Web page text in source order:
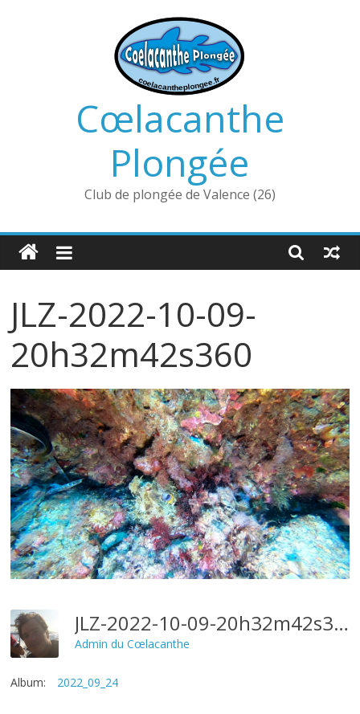
Cœlacanthe
Plongée
Club de plongée de Valence (26)
JLZ-2022-10-09-
20h32m42s360
JLZ-2022-10-09-20h32m42s360
Admin du Cœlacanthe
Album: 2022_09_24